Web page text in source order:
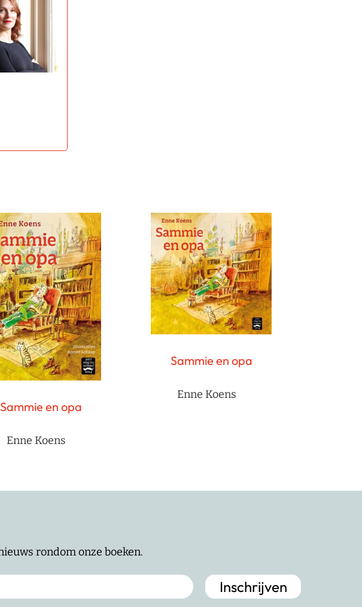
Sammie en opa
Enne Koens
Sammie en opa
Enne Koens
rondom onze boeken.